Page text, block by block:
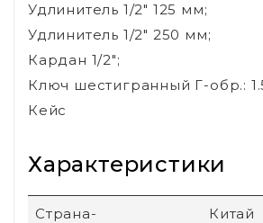
Удлинитель 1/2" 125 мм;
Удлинитель 1/2" 250 мм;
Кардан 1/2";
Ключ шестигранный Г-обр.:
Кейс
Характеристики
Страна-
Китай